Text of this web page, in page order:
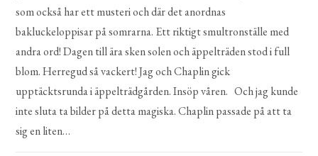
som också har ett musteri och där det anordnas
bakluckeloppisar på somrarna. Ett riktigt smultronställe med
andra ord! Dagen till ära sken solen och äppelträden stod i full
blom. Herregud så vackert! Jag och Chaplin gick
upptäcktsrunda i äppelträdgården. Insöp våren. Och jag kunde
inte sluta ta bilder på detta magiska. Chaplin passade på att ta
sig en liten…